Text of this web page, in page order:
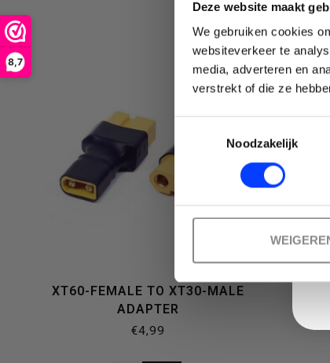
Deze website maakt
We gebruiken cookies
websiteverkeer te
media, adverteren en
verstrekt of die ze
Noodzakelijk
8,7 selecteren.
Druk
XT60-FEMALE TO XT30-MALE
ADAPTER
€4,99